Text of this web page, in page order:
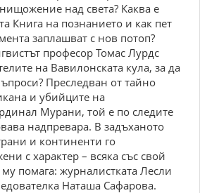
над света? Каква е
Книга на познанието и как пет
заплашват с нов потоп?
професор Томас Лурдс
на Вавилонската кула, за да
Преследван от тайно
и убийците на
Мурани, той е по следите
надпревара. В задъханото
и континенти го
с характер – всяка със свой
помага: журналистката Лесли
Наташа Сафарова.